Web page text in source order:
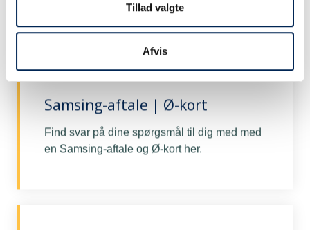
Tillad valgte
Afvis
Samsing-aftale | Ø-kort
Find svar på dine spørgsmål til dig med med
en Samsing-aftale og Ø-kort her.